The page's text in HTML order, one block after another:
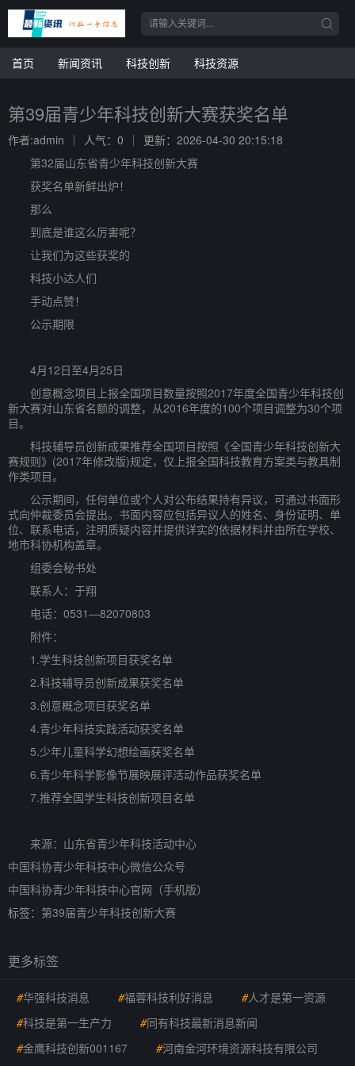
首页 新闻资讯 科技创新 科技资源
第39届青少年科技创新大赛获奖名单
作者:admin 人气：0
更新：2026-04-30 20:15:18
第32届山东省青少年科技创新大赛
获奖名单新鲜出炉！
那么
到底是谁这么厉害呢？
让我们为这些获奖的
科技小达人们
手动点赞！
公示期限
4月12日至4月25日
创意概念项目上报全国项目数量按照2017年度全国青少年科技创
新大赛对山东省名额的调整，从2016年度的100个项目调整为30个项
目。
科技辅导员创新成果推荐全国项目按照《全国青少年科技创新大
赛规则》(2017年修改版)规定，仅上报全国科技教育方案类与教具制
作类项目。
公示期间，任何单位或个人对公布结果持有异议，可通过书面形
式向仲裁委员会提出。书面内容应包括异议人的姓名、身份证明、单
位、联系电话，注明质疑内容并提供详实的依据材料并由所在学校、
地市科协机构盖章。
组委会秘书处
联系人：于翔
电话：0531—82070803
附件：
1.学生科技创新项目获奖名单
2.科技辅导员创新成果获奖名单
3.创意概念项目获奖名单
4.青少年科技实践活动获奖名单
5.少年儿童科学幻想绘画获奖名单
6.青少年科学影像节展映展评活动作品获奖名单
7.推荐全国学生科技创新项目名单
来源：山东省青少年科技活动中心
中国科协青少年科技中心微信公众号
中国科协青少年科技中心官网（手机版）
标签： 第39届青少年科技创新大赛
更多标签
#华强科技消息 #福蓉科技利好消息 #人才是第一资源
#科技是第一生产力 #同有科技最新消息新闻
#金鹰科技创新001167 #河南金河环境资源科技有限公司